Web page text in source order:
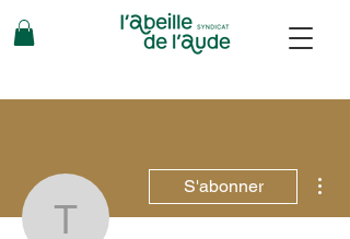
S'abonner